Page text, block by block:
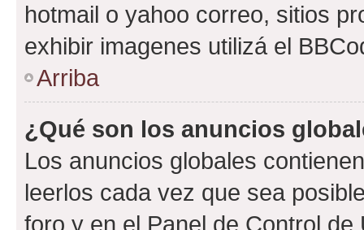
hotmail o yahoo correo, sitios
exhibir imagenes utilizá el
Arriba
¿Qué son los anuncios
Los anuncios globales
leerlos cada vez que sea
foro y en el Panel de Control